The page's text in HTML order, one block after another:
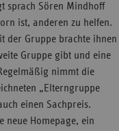
sprach Sören Mindhoff
ist, anderen zu helfen.
der Gruppe brachte ihnen
Gruppe gibt und eine
nimmt die
„Elterngruppe
einen Sachpreis.
neue Homepage, ein